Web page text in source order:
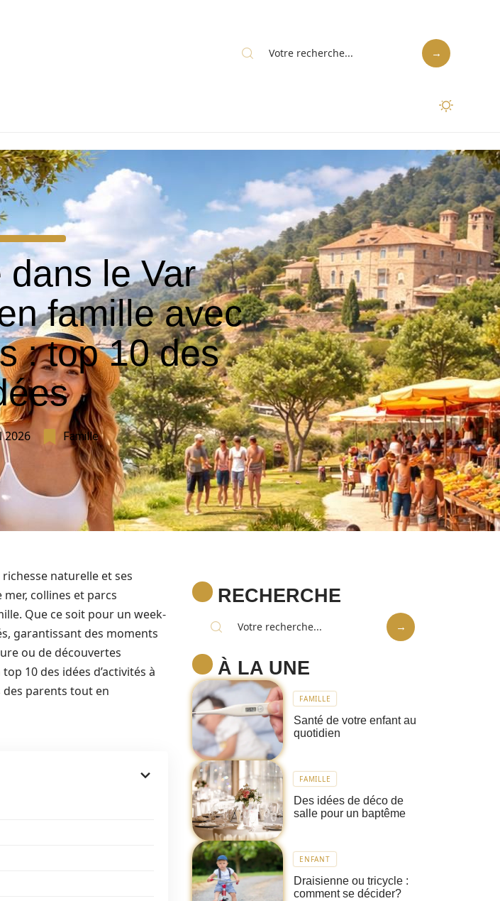
le Var
famille avec
: top 10 des
2026 Famille
naturelle et ses
collines et parcs
Que ce soit pour un week-
garantissant des moments
ou de découvertes
10 des idées d’activités à
des parents tout en
RECHERCHE
À LA UNE
FAMILLE
Santé de votre enfant au
quotidien
FAMILLE
Des idées de déco de
salle pour un baptême
ENFANT
Draisienne ou tricycle :
comment se décider?